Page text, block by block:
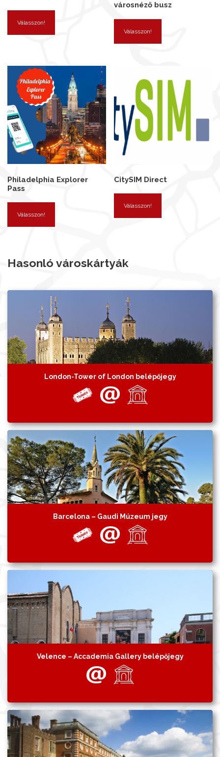
Válasszon!
városnéző busz
Válasszon!
Philadelphia Explorer
Pass
Válasszon!
CitySIM Direct
Válasszon!
Hasonló városkártyák
London-Tower of London belépőjegy
Barcelona – Gaudi Múzeum jegy
Velence – Accademia Gallery belépőjegy